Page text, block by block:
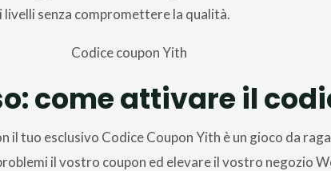
senza compromettere la qualità.
come attivare il
il tuo esclusivo Codice Coupon Yith è un gioco da
il vostro coupon ed elevare il vostro negozio